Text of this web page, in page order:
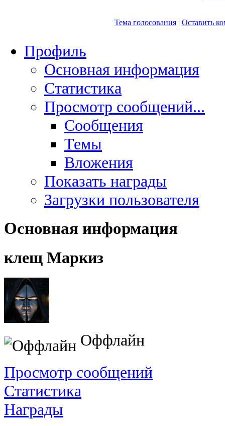
Тема голосования| Оставить
Профиль
Основная информация
Статистика
Просмотр сообщений...
Сообщения
Темы
Вложения
Показать награды
Загрузки пользователя
Основная информация
клещ Маркиз
Оффлайн
Просмотр сообщений
Статистика
Награды